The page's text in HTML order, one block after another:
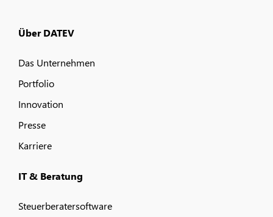
Über DATEV
Das Unternehmen
Portfolio
Innovation
Presse
Karriere
IT & Beratung
Steuerberatersoftware